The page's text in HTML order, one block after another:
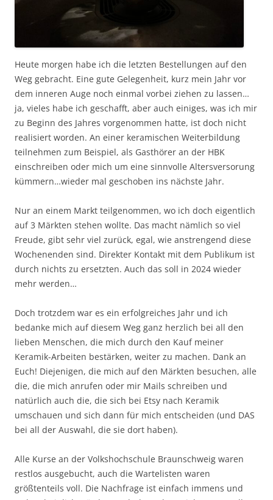
Heute morgen habe ich die letzten Bestellungen auf den
Weg gebracht. Eine gute Gelegenheit, kurz mein Jahr vor
dem inneren Auge noch einmal vorbei ziehen zu lassen…
ja, vieles habe ich geschafft, aber auch einiges, was ich mir
zu Beginn des Jahres vorgenommen hatte, ist doch nicht
realisiert worden. An einer keramischen Weiterbildung
teilnehmen zum Beispiel, als Gasthörer an der HBK
einschreiben oder mich um eine sinnvolle Altersversorung
kümmern…wieder mal geschoben ins nächste Jahr.
Nur an einem Markt teilgenommen, wo ich doch eigentlich
auf 3 Märkten stehen wollte. Das macht nämlich so viel
Freude, gibt sehr viel zurück, egal, wie anstrengend diese
Wochenenden sind. Direkter Kontakt mit dem Publikum ist
durch nichts zu ersetzten. Auch das soll in 2024 wieder
mehr werden…
Doch trotzdem war es ein erfolgreiches Jahr und ich
bedanke mich auf diesem Weg ganz herzlich bei all den
lieben Menschen, die mich durch den Kauf meiner
Keramik-Arbeiten bestärken, weiter zu machen. Dank an
Euch! Diejenigen, die mich auf den Märkten besuchen, alle
die, die mich anrufen oder mir Mails schreiben und
natürlich auch die, die sich bei Etsy nach Keramik
umschauen und sich dann für mich entscheiden (und DAS
bei all der Auswahl, die sie dort haben).
Alle Kurse an der Volkshochschule Braunschweig waren
restlos ausgebucht, auch die Wartelisten waren
größtenteils voll. Die Nachfrage ist einfach immens und